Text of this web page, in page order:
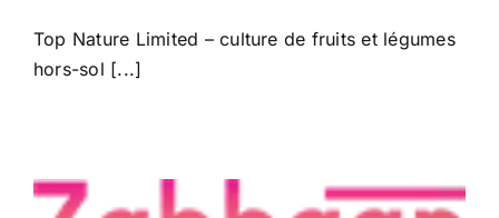
Top Nature Limited – culture de fruits et légumes
hors-sol [...]